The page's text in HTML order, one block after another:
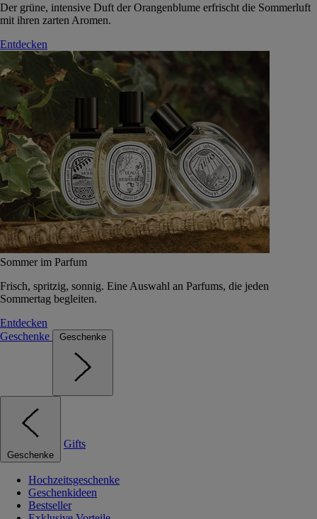
Der grüne, intensive Duft der Orangenblume erfrischt die Sommerluft
mit ihren zarten Aromen.
Entdecken
Sommer im Parfum
Frisch, spritzig, sonnig. Eine Auswahl an Parfums, die jeden
Sommertag begleiten.
Entdecken
Geschenke
Geschenke
Geschenke
Gifts
Hochzeitsgeschenke
Geschenkideen
Bestseller